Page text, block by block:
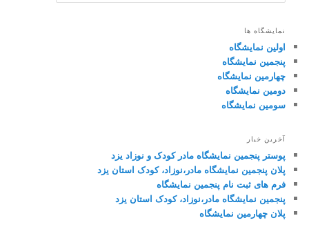
و
ج
و
نمایشگاه ها
اولین نمایشگاه
پنجمین نمایشگاه
چهارمین نمایشگاه
دومین نمایشگاه
سومین نمایشگاه
آخرین خبار
پوستر پنجمین نمایشگاه مادر کودک و نوزاد یزد
پلان پنجمین نمایشگاه مادر،نوزاد، کودک استان یزد
فرم های ثبت نام پنجمین نمایشگاه
پنجمین نمایشگاه مادر،نوزاد، کودک استان یزد
پلان چهارمین نمایشگاه